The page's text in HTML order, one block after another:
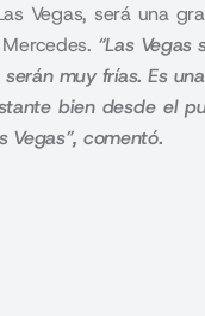
Vegas, será una
“Las Vegas
muy frías. Es
bien desde el
Vegas”, comentó.